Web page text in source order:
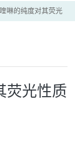
啉的纯度对其荧光
荧光性质